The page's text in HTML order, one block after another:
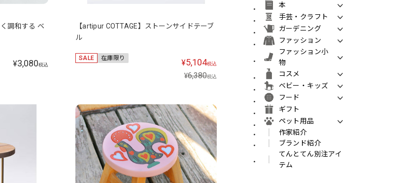
調和する ベ
¥3,080税込
【artipur COTTAGE】ストーンサイドテーブ
ル
SALE 在庫限り ¥5,104税込
¥6,380税込
本
手芸・クラフト
ガーデニング
ファッション
ファッション小
物
コスメ
ベビー・キッズ
フード
ギフト
ペット用品
作家紹介
ブランド紹介
てんとてん別注アイ
テム